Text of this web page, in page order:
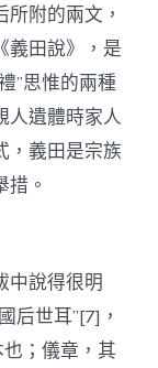
附的兩文，
義田說》，是
”思惟的兩種
人遺體時家人
，義田是宗族
。
中說得很明
后世耳”[7]，
也；儀章，其